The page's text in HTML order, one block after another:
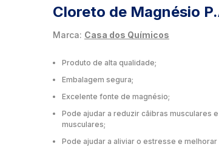
Cloreto de Magnésio
Marca: Casa dos Químicos
Produto de alta qualidade;
Embalagem segura;
Excelente fonte de magnésio;
Pode ajudar a reduzir cãibras musculares
musculares;
Pode ajudar a aliviar o estresse e melhorar